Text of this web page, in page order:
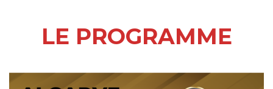
LE PROGRAMME